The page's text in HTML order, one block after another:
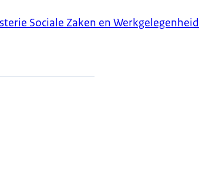
Sociale Zaken en Werkgelegenheid